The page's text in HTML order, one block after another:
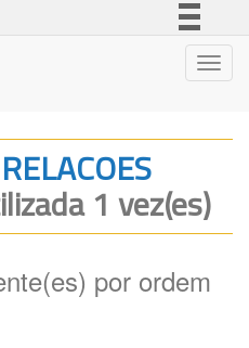
Legislação
Canais
1 vez(es)
por ordem